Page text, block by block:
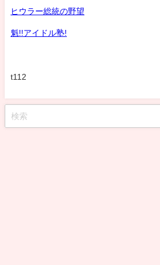
ヒウラー総統の野望
魁!!アイドル塾!
t112